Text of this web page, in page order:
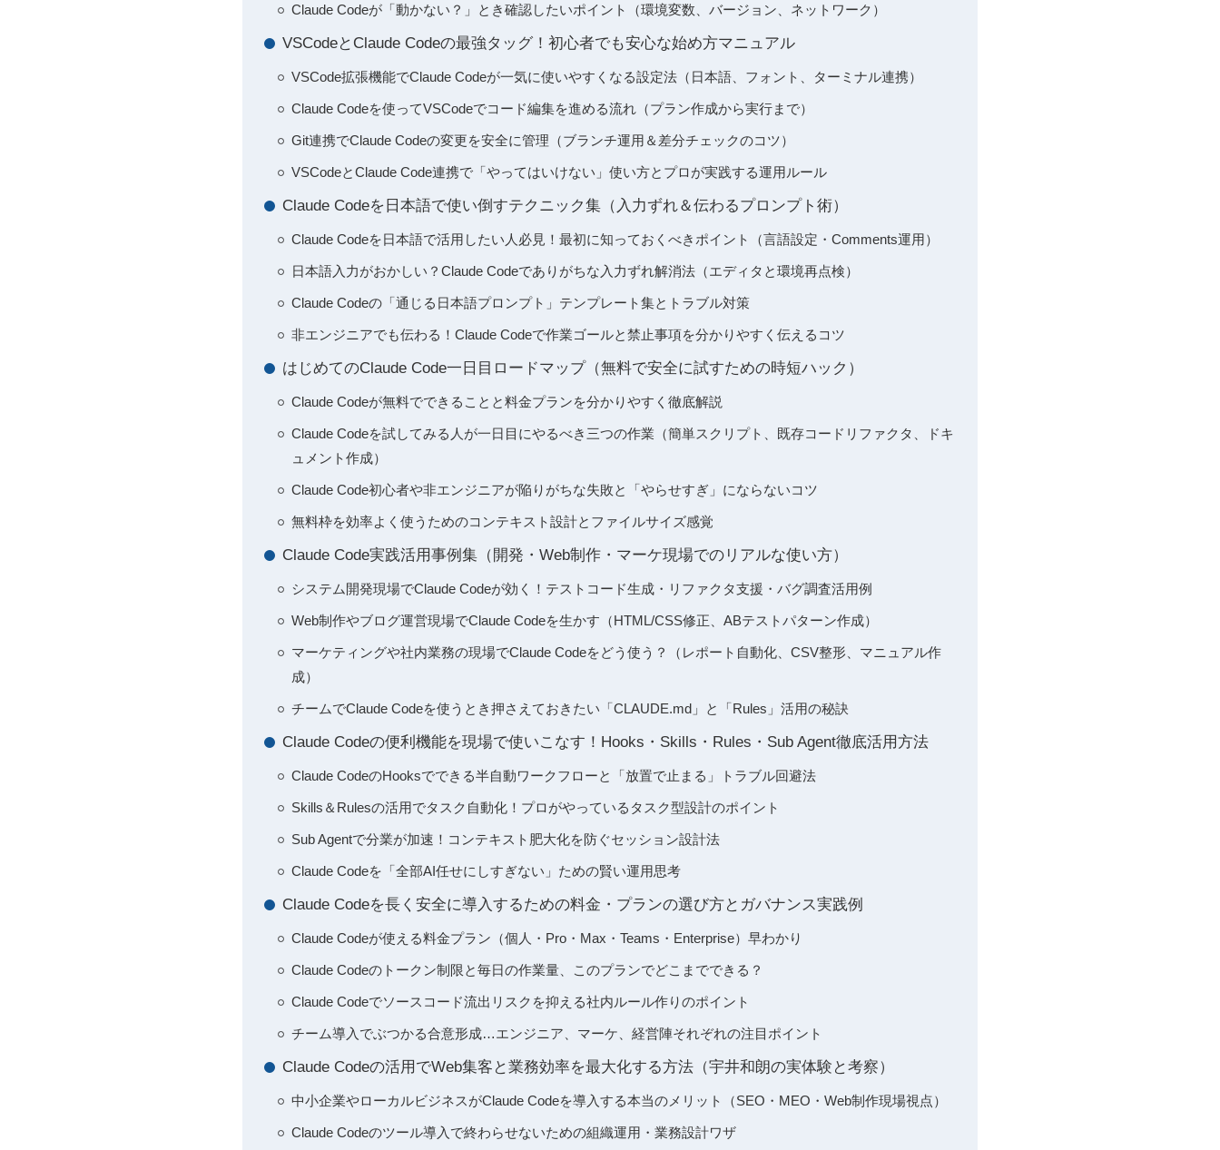
Claude Codeが「動かない？」とき確認したいポイント（環境変数、バージョン、ネットワーク）
VSCodeとClaude Codeの最強タッグ！初心者でも安心な始め方マニュアル
VSCode拡張機能でClaude Codeが一気に使いやすくなる設定法（日本語、フォント、ターミナル連携）
Claude Codeを使ってVSCodeでコード編集を進める流れ（プラン作成から実行まで）
Git連携でClaude Codeの変更を安全に管理（ブランチ運用＆差分チェックのコツ）
VSCodeとClaude Code連携で「やってはいけない」使い方とプロが実践する運用ルール
Claude Codeを日本語で使い倒すテクニック集（入力ずれ＆伝わるプロンプト術）
Claude Codeを日本語で活用したい人必見！最初に知っておくべきポイント（言語設定・Comments運用）
日本語入力がおかしい？Claude Codeでありがちな入力ずれ解消法（エディタと環境再点検）
Claude Codeの「通じる日本語プロンプト」テンプレート集とトラブル対策
非エンジニアでも伝わる！Claude Codeで作業ゴールと禁止事項を分かりやすく伝えるコツ
はじめてのClaude Code一日目ロードマップ（無料で安全に試すための時短ハック）
Claude Codeが無料でできることと料金プランを分かりやすく徹底解説
Claude Codeを試してみる人が一日目にやるべき三つの作業（簡単スクリプト、既存コードリファクタ、ドキ
ュメント作成）
Claude Code初心者や非エンジニアが陥りがちな失敗と「やらせすぎ」にならないコツ
無料枠を効率よく使うためのコンテキスト設計とファイルサイズ感覚
Claude Code実践活用事例集（開発・Web制作・マーケ現場でのリアルな使い方）
システム開発現場でClaude Codeが効く！テストコード生成・リファクタ支援・バグ調査活用例
Web制作やブログ運営現場でClaude Codeを生かす（HTML/CSS修正、ABテストパターン作成）
マーケティングや社内業務の現場でClaude Codeをどう使う？（レポート自動化、CSV整形、マニュアル作
成）
チームでClaude Codeを使うとき押さえておきたい「CLAUDE.md」と「Rules」活用の秘訣
Claude Codeの便利機能を現場で使いこなす！Hooks・Skills・Rules・Sub Agent徹底活用方法
Claude CodeのHooksでできる半自動ワークフローと「放置で止まる」トラブル回避法
Skills＆Rulesの活用でタスク自動化！プロがやっているタスク型設計のポイント
Sub Agentで分業が加速！コンテキスト肥大化を防ぐセッション設計法
Claude Codeを「全部AI任せにしすぎない」ための賢い運用思考
Claude Codeを長く安全に導入するための料金・プランの選び方とガバナンス実践例
Claude Codeが使える料金プラン（個人・Pro・Max・Teams・Enterprise）早わかり
Claude Codeのトークン制限と毎日の作業量、このプランでどこまでできる？
Claude Codeでソースコード流出リスクを抑える社内ルール作りのポイント
チーム導入でぶつかる合意形成…エンジニア、マーケ、経営陣それぞれの注目ポイント
Claude Codeの活用でWeb集客と業務効率を最大化する方法（宇井和朗の実体験と考察）
中小企業やローカルビジネスがClaude Codeを導入する本当のメリット（SEO・MEO・Web制作現場視点）
Claude Codeのツール導入で終わらせないための組織運用・業務設計ワザ